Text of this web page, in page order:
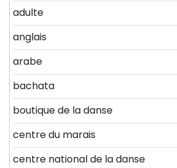
adulte
anglais
arabe
bachata
boutique de la danse
centre du marais
centre national de la danse